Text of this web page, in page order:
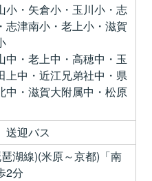
小・矢倉小・玉川小・志
志津南小・老上小・滋賀
中・老上中・高穂中・玉
上中・近江兄弟社中・県
中・滋賀大附属中・松原
送迎バス
湖線)(米原～京都)「南
2分